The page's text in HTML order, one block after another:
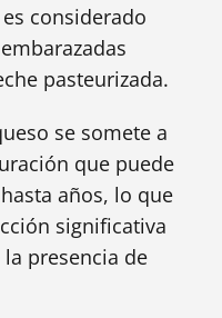
considerado
pasteurizada.
se somete a
que puede
años, lo que
significativa
presencia de